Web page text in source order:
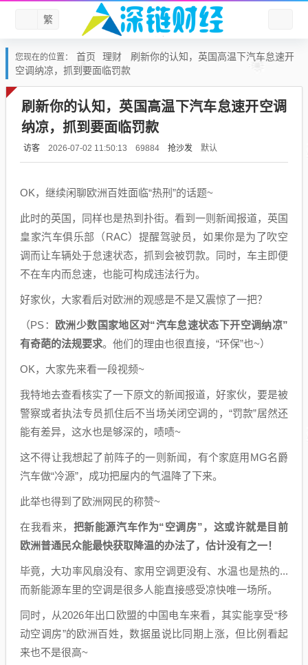
繁
您现在的位置： 首页 理财
刷新你的认知，英国高温下汽车怠速开
空调纳凉，抓到要面临罚款
刷新你的认知，英国高温下汽车怠速开空调
纳凉，抓到要面临罚款
访客 2026-07-02 11:50:13 69884 抢沙发 默认
OK，继续闲聊欧洲百姓面临“热刑”的话题~
此时的英国，同样也是热到扑街。看到一则新闻报道，英国
皇家汽车俱乐部（RAC）提醒驾驶员，如果你是为了吹空
调而让车辆处于怠速状态，抓到会被罚款。同时，车主即便
不在车内而怠速，也能可构成违法行为。
好家伙，大家看后对欧洲的观感是不是又震惊了一把？
（PS：
欧洲少数国家地区对“汽车怠速状态下开空调纳凉”
有奇葩的法规要求。他们的理由也很直接，“环保”也~）
OK，大家先来看一段视频~
我特地去查看核实了一下原文的新闻报道，好家伙，要是被
警察或者执法专员抓住后不当场关闭空调的，“罚款”居然还
能有差异，这水也是够深的，啧啧~
这不得让我想起了前阵子的一则新闻，有个家庭用MG名爵
汽车做“冷源”，成功把屋内的气温降了下来。
此举也得到了欧洲网民的称赞~
在我看来， 把新能源汽车作为“空调房”，这或许就是目前
欧洲普通民众能最快获取降温的办法了，估计没有之一！
毕竟，大功率风扇没有、家用空调更没有、水温也是热的...
而新能源车里的空调是很多人能直接感受凉快唯一场所。
同时，从2026年出口欧盟的中国电车来看，其实能享受“移
动空调房”的欧洲百姓，数据虽说比同期上涨，但比例看起
来也不是很高~